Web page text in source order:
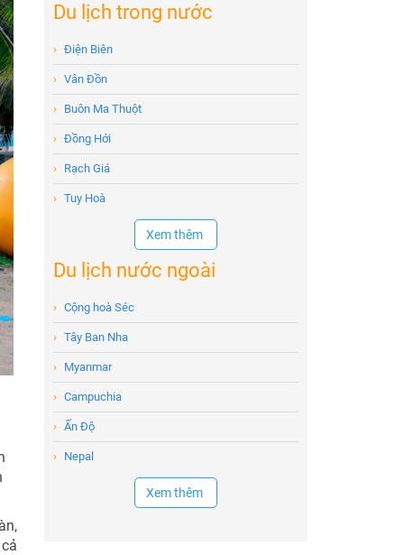
Du lịch trong nước
› Điện Biên
› Vân Đồn
› Buôn Ma Thuột
› Đồng Hới
› Rạch Giá
› Tuy Hoà
Xem thêm
Du lịch nước ngoài
› Cộng hoà Séc
› Tây Ban Nha
› Myanmar
› Campuchia
› Ấn Độ
› Nepal
Xem thêm